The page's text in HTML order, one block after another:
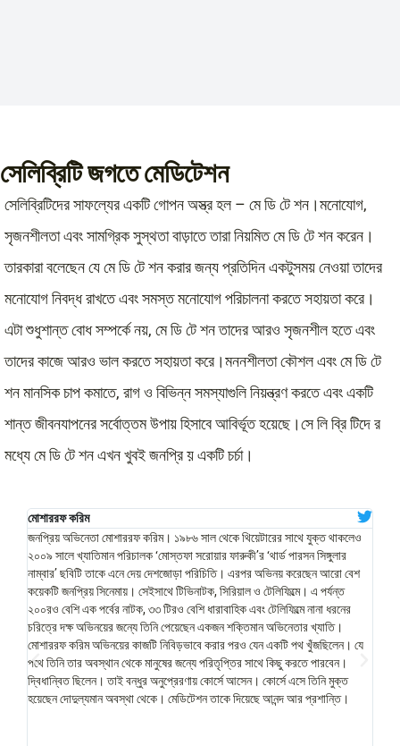
সেলিব্রিটি জগতে মেডিটেশন
সেলিব্রিটিদের সাফল্যের একটি গোপন অস্ত্র হল – মে ডি টে শন।মনোযোগ,
সৃজনশীলতা এবং সামগ্রিক সুস্থতা বাড়াতে তারা নিয়মিত মে ডি টে শন করেন।
তারকারা বলেছেন যে মে ডি টে শন করার জন্য প্রতিদিন একটুসময় নেওয়া তাদের
মনোযোগ নিবদ্ধ রাখতে এবং সমস্ত মনোযোগ পরিচালনা করতে সহায়তা করে।
এটা শুধুশান্ত বোধ সম্পর্কে নয়, মে ডি টে শন তাদের আরও সৃজনশীল হতে এবং
তাদের কাজে আরও ভাল করতে সহায়তা করে।মননশীলতা কৌশল এবং মে ডি টে
শন মানসিক চাপ কমাতে, রাগ ও বিভিন্ন সমস্যাগুলি নিয়ন্ত্রণ করতে এবং একটি
শান্ত জীবনযাপনের সর্বোত্তম উপায় হিসাবে আবির্ভূত হয়েছে।সে লি ব্রি টিদে র
মধ্যে মে ডি টে শন এখন খুবই জনপ্রি য় একটি চর্চা।
মোশাররফ করিম
জনপ্রিয় অভিনেতা মোশাররফ করিম। ১৯৮৬ সাল থেকে থিয়েটারের সাথে যুক্ত থাকলেও
২০০৯ সালে খ্যাতিমান পরিচালক ‘মোস্তফা সরোয়ার ফারুকী’র ‘থার্ড পারসন সিঙ্গুলার
নাম্বার’ ছবিটি তাকে এনে দেয় দেশজোড়া পরিচিতি। এরপর অভিনয় করেছেন আরো বেশ
কয়েকটি জনপ্রিয় সিনেমায়। সেইসাথে টিভিনাটক, সিরিয়াল ও টেলিফিল্মে। এ পর্যন্ত
২০০রও বেশি এক পর্বের নাটক, ৩৩ টিরও বেশি ধারাবাহিক এবং টেলিফিল্মে নানা ধরনের
চরিত্রে দক্ষ অভিনয়ের জন্যে তিনি পেয়েছেন একজন শক্তিমান অভিনেতার খ্যাতি।
মোশাররফ করিম অভিনয়ের কাজটি নিবিড়ভাবে করার পরও যেন একটি পথ খুঁজছিলেন। যে
পথে তিনি তার অবস্থান থেকে মানুষের জন্যে পরিতৃপ্তির সাথে কিছু করতে পারবেন।
দ্বিধান্বিত ছিলেন। তাই বন্ধুর অনুপ্রেরণায় কোর্সে আসেন। কোর্সে এসে তিনি মুক্ত
হয়েছেন দোদুল্যমান অবস্থা থেকে। মেডিটেশন তাকে দিয়েছে আনন্দ আর প্রশান্তি।